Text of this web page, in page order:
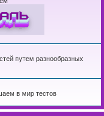
путем разнообразных
в мир тестов